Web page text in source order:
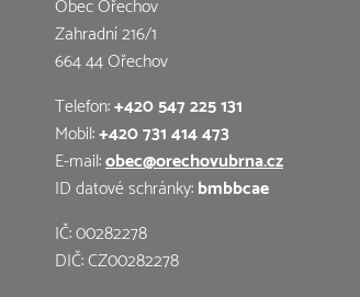
Zahradní 216/1
664 44 Ořechov
Telefon:+420 547 225 131
Mobil:+420 731 414 473
E-mail:obec@orechovubrna.cz
ID datové schránky:bmbbcae
IČ: 00282278
DIČ: CZ00282278